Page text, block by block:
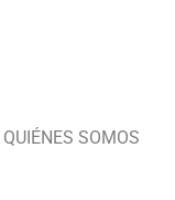
QUIÉNES SOMOS